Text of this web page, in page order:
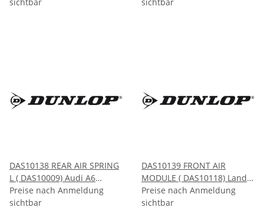
DAS10138 REAR AIR SPRING
L ( DAS10009) Audi A6
ALLROAD QUATTRO AVANT
(C5) 1999-2005
Preise nach Anmeldung
sichtbar
DAS10139 FRONT AIR
MODULE ( DAS10118) Land
Rover DISCOVERY 3/4 L319
(04484A) RANGE ROVER
Preise nach Anmeldung
sichtbar